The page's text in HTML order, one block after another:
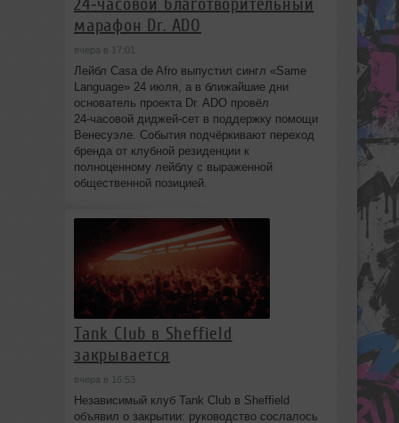
марафон Dr. ADO
вчера в 17:01
Лейбл Casa de Afro выпустил сингл «Same
Language» 24 июля, а в ближайшие дни
основатель проекта Dr. ADO провёл
24‑часовой диджей‑сет в поддержку помощи
Венесуэле. События подчёркивают переход
бренда от клубной резиденции к
полноценному лейблу с выраженной
общественной позицией.
Tank Club в Sheffield
закрывается
вчера в 16:53
Независимый клуб Tank Club в Sheffield
объявил о закрытии: руководство сослалось